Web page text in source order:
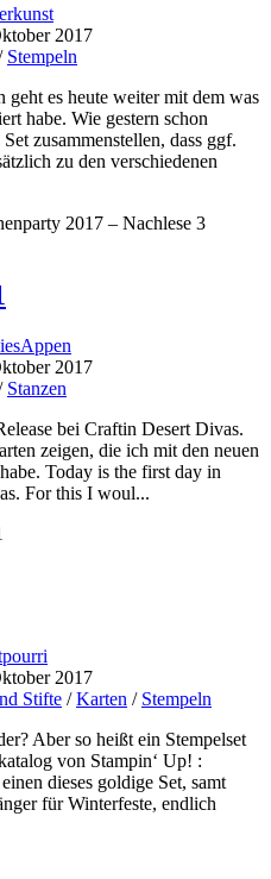
2017
Stempeln
es heute weiter mit dem was
habe. Wie gestern schon
zusammenstellen, dass ggf.
zu den verschiedenen
2017 – Nachlese 3
2017
Stanzen
bei Craftin Desert Divas.
zeigen, die ich mit den neuen
Today is the first day in
For this I woul...
2017
Stifte / Karten / Stempeln
Aber so heißt ein Stempelset
von Stampin‘ Up! :
dieses goldige Set, samt
für Winterfeste, endlich